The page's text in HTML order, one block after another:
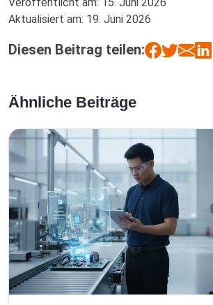
Aktualisiert am: 19. Juni 2026
Diesen Beitrag teilen:
Ähnliche Beiträge